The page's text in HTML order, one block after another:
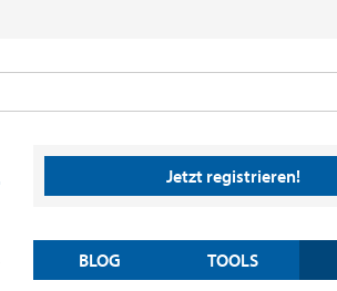
Jetzt registrieren!
BLOG TOOLS